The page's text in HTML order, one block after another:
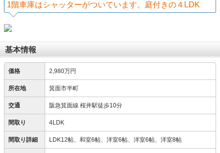
1階車庫はシャッターがついています。庭付きの４LDK
基本情報
価格 2,980万円
所在地 箕面市半町
交通 阪急箕面線 桜井駅徒歩10分
間取り 4LDK
間取り詳細 LDK12帖、和室6帖、洋室6帖、洋室6帖、洋室8帖